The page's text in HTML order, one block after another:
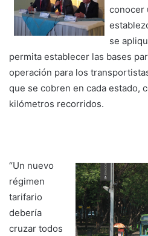
conocer
se
permita establecer las bases
operación para los
que se cobren en cada estado,
kilómetros recorridos.
“Un nuevo
régimen
tarifario
debería
cruzar todos